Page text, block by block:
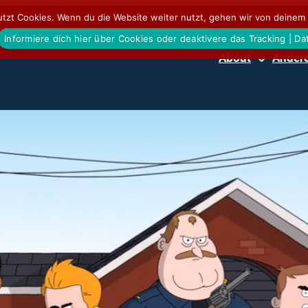
About
Cookies. Wenn du die Website weiter nutzt, gehen wir von deinem
Informiere dich hier über Cookies oder deaktivere das Tracking |